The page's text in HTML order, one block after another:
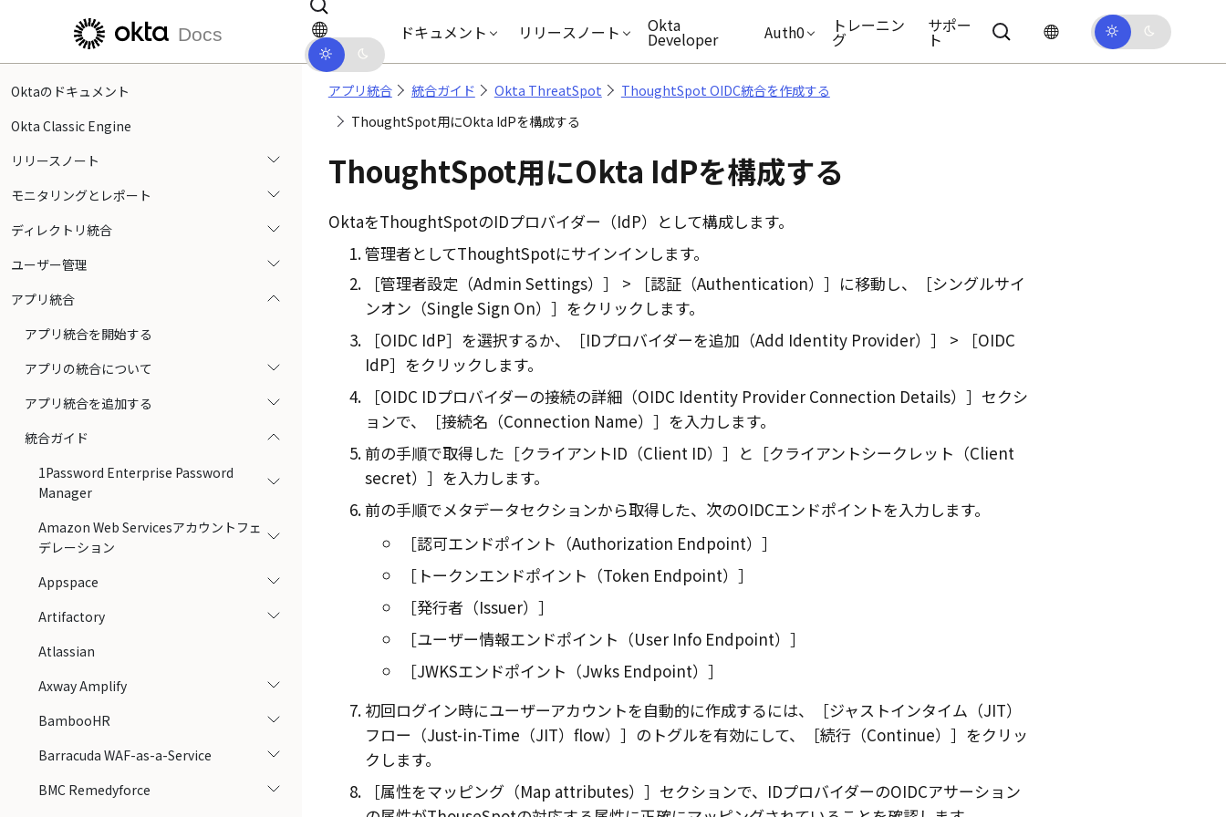
メインコンテンツにスキップ ドキュメントナビゲーションにスキップ
Docs ドキュメント リリースノート Okta
Developer Auth0 トレーニン
グ
サポー
ト
Oktaのドキュメント
Okta Classic Engine
リリースノート
モニタリングとレポート
ディレクトリ統合
ユーザー管理
アプリ統合
アプリ統合を開始する
アプリの統合について
アプリ統合を追加する
統合ガイド
1Password Enterprise Password
Manager
Amazon Web Servicesアカウントフェ
デレーション
Appspace
Artifactory
Atlassian
Axway Amplify
BambooHR
Barracuda WAF-as-a-Service
BMC Remedyforce
アプリ統合 統合ガイド Okta ThreatSpot
ThoughtSpot OIDC統合を作成する
ThoughtSpot用にOkta IdPを構成する
ThoughtSpot用にOkta IdPを構成する
OktaをThoughtSpotのIDプロバイダー（IdP）として構成します。
管理者としてThoughtSpotにサインインします。
管理者設定（Admin Settings）
認証（Authentication） に移動し、
シングルサイ
ンオン（Single Sign On）
をクリックします。
OIDC IdP
を選択するか、 IDプロバイダーを追加（Add Identity Provider）
OIDC
IdP
をクリックします。
OIDC IDプロバイダーの接続の詳細（OIDC Identity Provider Connection Details）
セクシ
ョンで、
接続名（Connection Name）
を入力します。
前の手順で取得した
クライアントID（Client ID） と
クライアントシークレット（Client
secret）
を入力します。
前の手順でメタデータセクションから取得した、次のOIDCエンドポイントを入力します。
認可エンドポイント（Authorization Endpoint）
トークンエンドポイント（Token Endpoint）
発行者（Issuer）
ユーザー情報エンドポイント（User Info Endpoint）
JWKSエンドポイント（Jwks Endpoint）
初回ログイン時にユーザーアカウントを自動的に作成するには、
ジャストインタイム（JIT）
フロー（Just-in-Time（JIT）flow）
のトグルを有効にして、 続行（Continue）
をクリッ
クします。
属性をマッピング（Map attributes）
セクションで、IDプロバイダーのOIDCアサーション